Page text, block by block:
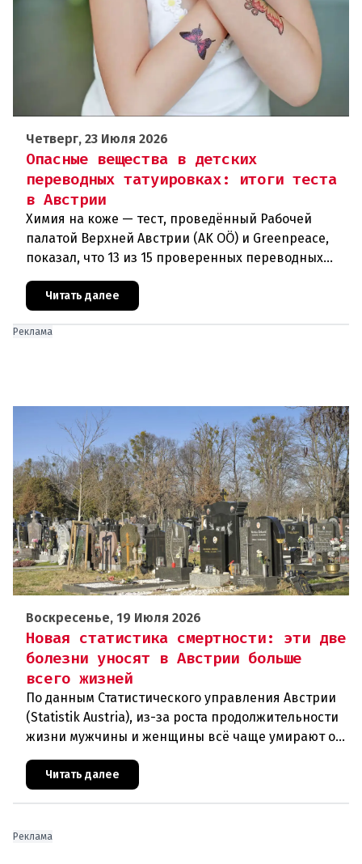
Четверг, 23 Июля 2026
Опасные вещества в детских
переводных татуировках: итоги теста
в Австрии
Химия на коже — тест, проведённый Рабочей
палатой Верхней Австрии (AK OÖ) и Greenpeace,
показал, что 13 из 15 проверенных переводных
использованию из-за содержа
Читать далее
Реклама
Воскресенье, 19 Июля 2026
Новая статистика смертности: эти две
болезни уносят в Австрии больше
всего жизней
По данным Статистического управления Австрии
(Statistik Austria), из-за роста продолжительности
жизни мужчины и женщины всё чаще умирают от
Австрии скончались
Читать далее
Реклама